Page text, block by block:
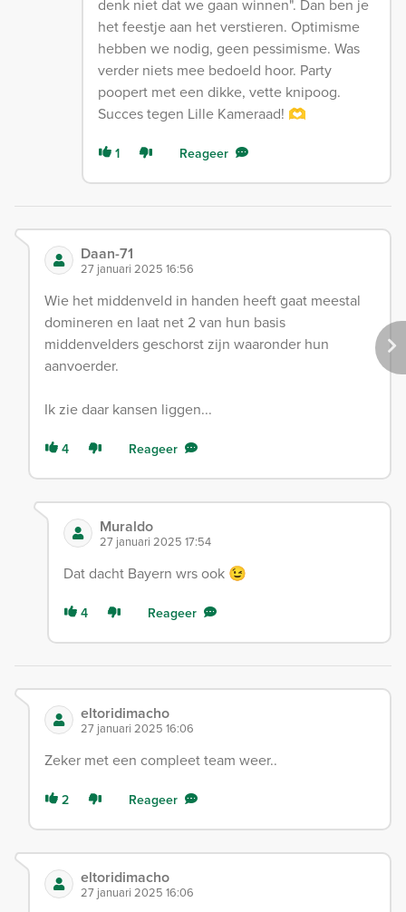
denk niet dat we gaan winnen". Dan ben je
het feestje aan het verstieren. Optimisme
hebben we nodig, geen pessimisme. Was
verder niets mee bedoeld hoor. Party
poopert met een dikke, vette knipoog.
Succes tegen Lille Kameraad! 🫶
1 Reageer
Daan-71
27 januari 2025 16:56
Wie het middenveld in handen heeft gaat meestal
domineren en laat net 2 van hun basis
middenvelders geschorst zijn waaronder hun
aanvoerder.
Ik zie daar kansen liggen...
4 Reageer
Muraldo
27 januari 2025 17:54
Dat dacht Bayern wrs ook 😉
4 Reageer
eltoridimacho
27 januari 2025 16:06
Zeker met een compleet team weer..
2 Reageer
eltoridimacho
27 januari 2025 16:06